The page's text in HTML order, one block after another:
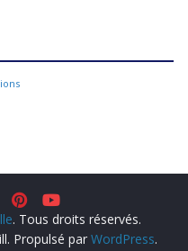
. Tous droits réservés.
Propulsé par WordPress.